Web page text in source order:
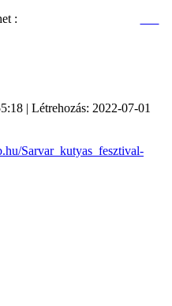
linken lehet :
| Létrehozás: 2022-07-01
Sarvar_kutyas_fesztival-